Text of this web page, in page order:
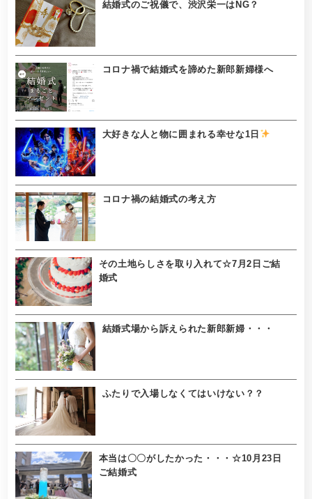
結婚式のご祝儀で、渋沢栄一はNG？
コロナ禍で結婚式を諦めた新郎新婦様へ
大好きな人と物に囲まれる幸せな1日
コロナ禍の結婚式の考え方
その土地らしさを取り入れて☆7月2日ご結
婚式
結婚式場から訴えられた新郎新婦・・・
ふたりで入場しなくてはいけない？？
本当は〇〇がしたかった・・・☆10月23日
ご結婚式